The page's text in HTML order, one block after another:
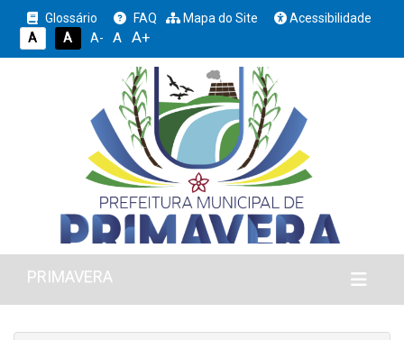
Glossário FAQ Mapa do Site
Acessibilidade
A
A A- A A+
PRIMAVERA